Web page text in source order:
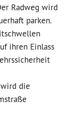
Radweg wird
parken.
ihren Einlass
die